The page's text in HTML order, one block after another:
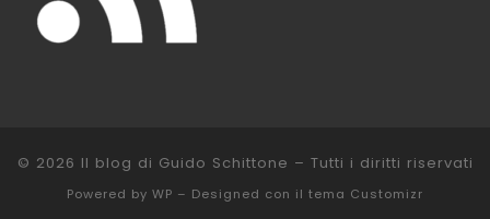
© 2026 Il blog di Guido Schittone – Tutti i diritti riservati
Powered by WP – Designed con il tema Customizr